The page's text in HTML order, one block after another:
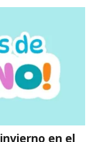
en el